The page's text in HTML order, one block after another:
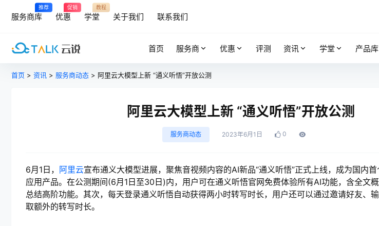
推荐
服务商库
促销
优惠
教程
学堂 关于我们 联系我们
首页 服务商 优惠 评测 资讯 学堂 产品库
首页 > 资讯 > 服务商动态 > 阿里云大模型上新 “通义听悟”开放公测
阿里云大模型上新 “通义听悟”开放公测
服务商动态 2023年6月1日 0
6月1日， 阿里云宣布通义大模型进展，聚焦音视频内容的AI新品“通义听悟”正式上线，成为国内
应用产品。在公测期间(6月1日至30日)内，用户可在通义听悟官网免费体验所有AI功能，含全文
总结高阶功能。其次，每天登录通义听悟自动获得两小时转写时长，用户还可以通过邀请好友、
取额外的转写时长。